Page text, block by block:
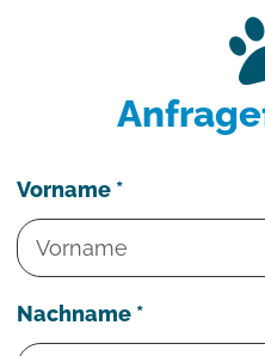
Vorname *
Nachname *